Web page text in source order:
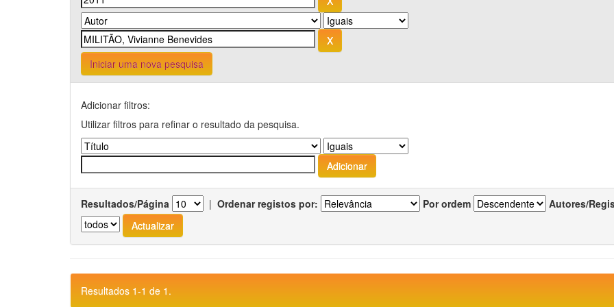
Iniciar uma nova pesquisa
Adicionar filtros:
Utilizar filtros para refinar o resultado da pesquisa.
Resultados/Página | Ordenar registos por: Por ordem Autores/
Resultados 1-1 de 1.